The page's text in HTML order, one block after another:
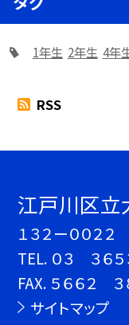
1年生 2年生 4年
RSS
江戸川区立
１３２ー００２
TEL. ０３ ３６
FAX. ５６６２ ３
サイトマップ